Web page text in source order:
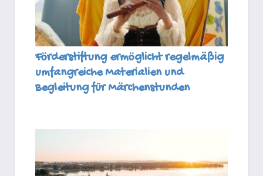
Förderstiftung ermöglicht regelmäßig
umfangreiche Materialien und
Begleitung für Märchenstunden